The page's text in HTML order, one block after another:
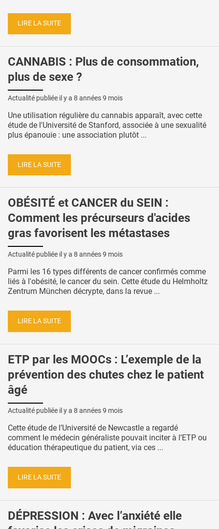
LIRE LA SUITE
CANNABIS : Plus de consommation,
plus de sexe ?
Actualité publiée il y a 8 années 9 mois
Une utilisation régulière du cannabis apparaît, avec cette
étude de l'Université de Stanford, associée à une sexualité
plus épanouie : une association plutôt ...
LIRE LA SUITE
OBÉSITÉ et CANCER du SEIN :
Comment les précurseurs d'acides
gras favorisent les métastases
Actualité publiée il y a 8 années 9 mois
Parmi les 16 types différents de cancer confirmés comme
liés à l'obésité, le cancer du sein. Cette étude du Helmholtz
Zentrum München décrypte, dans la revue ...
LIRE LA SUITE
ETP par les MOOCs : L’exemple de la
prévention des chutes chez le patient
âgé
Actualité publiée il y a 8 années 9 mois
Cette étude de l’Université de Newcastle a regardé
comment le médecin généraliste pouvait inciter à l’ETP ou
éducation thérapeutique du patient, via ces ...
LIRE LA SUITE
DÉPRESSION : Avec l’anxiété elle